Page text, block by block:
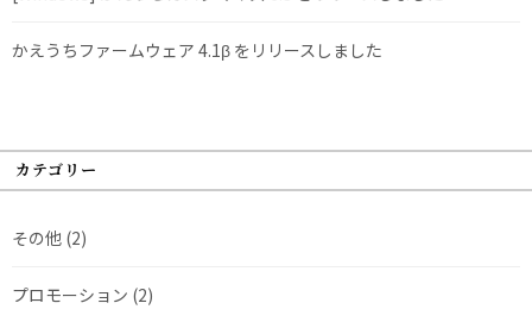
かえうちファームウェア 4.1β をリリースしました
カテゴリー
その他 (2)
プロモーション (2)